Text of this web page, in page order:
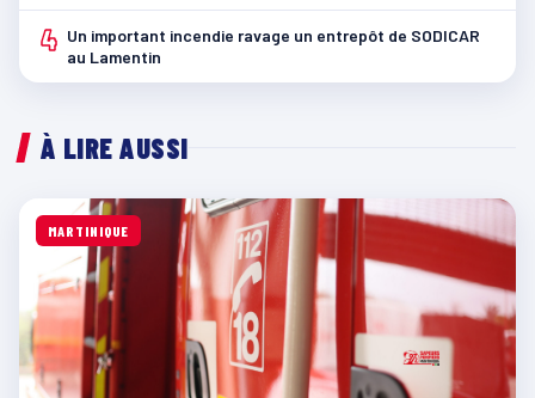
4 Un important incendie ravage un entrepôt de SODICAR
au Lamentin
À LIRE AUSSI
MARTINIQUE